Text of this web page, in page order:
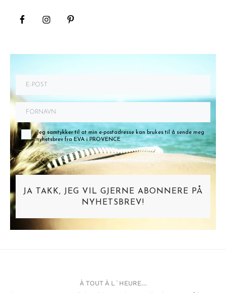
Jeg samtykker til at min e-postadresse kan brukes til å sende meg
nyhetsbrev fra EVA i PROVENCE
JA TAKK, JEG VIL GJERNE ABONNERE PÅ
NYHETSBREV!
À TOUT À L´HEURE…